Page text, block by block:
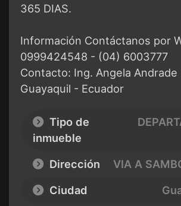
365 DIAS.
Información Contáctanos por
0999424548 - (04) 6003777
Contacto: Ing. Angela Andrade
Guayaquil - Ecuador
Tipo de
inmueble
Dirección
VIA A
Ciudad